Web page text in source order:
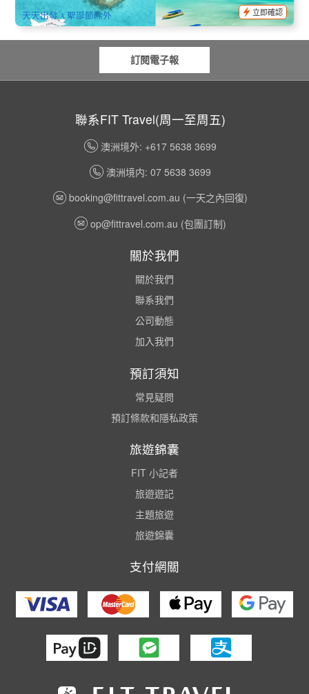
天天出發，聖誕節除外
立即確認
訂閱電子報
聯系FIT Travel(周一至周五)
澳洲境外: +617 5638 3699
澳洲境内: 07 5638 3699
booking@fittravel.com.au (一天之內回復)
op@fittravel.com.au (包團訂制)
關於我們
關於我們
聯系我們
公司動態
加入我們
預訂須知
常見疑問
預訂條款和隱私政策
旅遊錦囊
FIT 小記者
旅遊遊記
主題旅遊
旅遊錦囊
支付網關